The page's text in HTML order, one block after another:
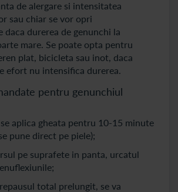
de alergare si intensitatea
sau chiar se vor opri
daca durerea de genunchi la
mare. Se poate opta pentru
plat, bicicleta sau inot, daca
efort nu intensifica durerea.
pentru genunchiul
aplica gheata pentru 10-15 minute
pune direct pe piele);
pe suprafete in panta, urcatul
total prelungit, se va